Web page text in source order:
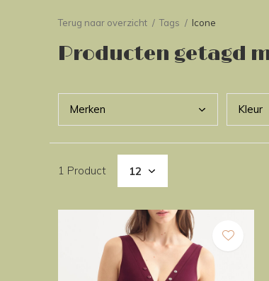
Terug naar overzicht Tags Icone
Producten getagd
Merken Kleur
1 Product